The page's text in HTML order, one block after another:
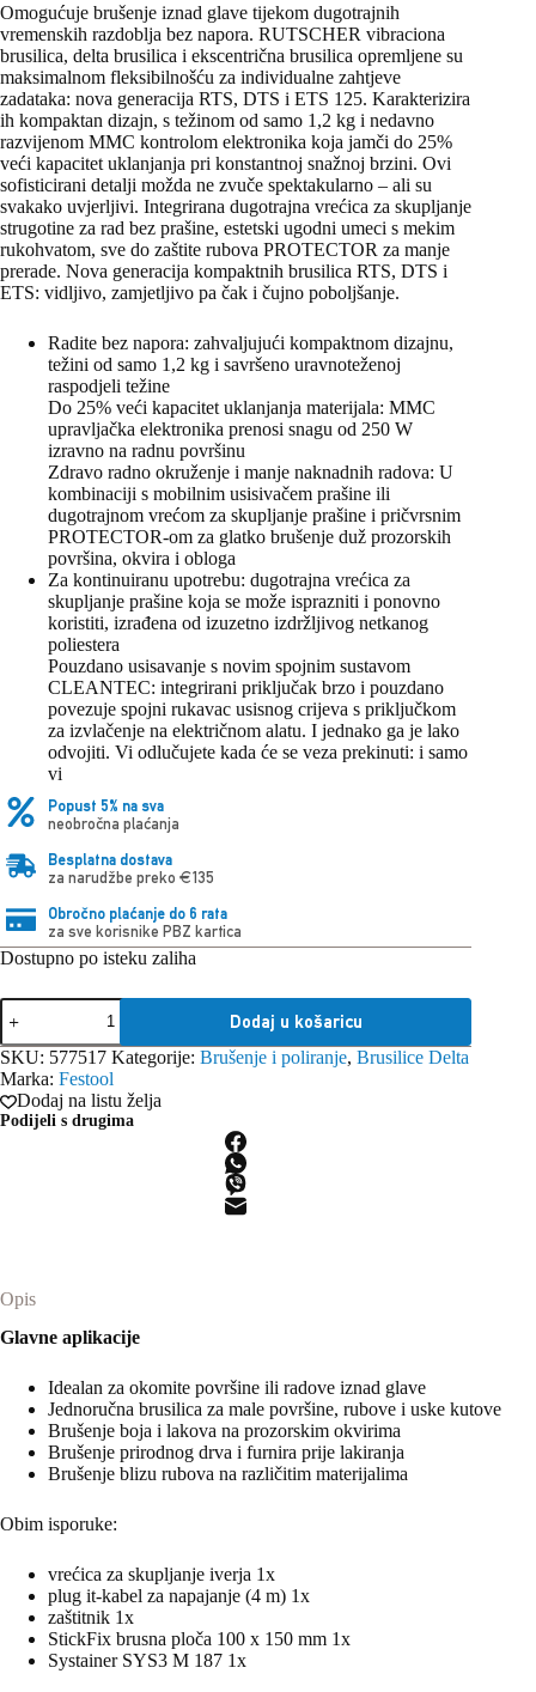
Omogućuje brušenje iznad glave tijekom dugotrajnih
vremenskih razdoblja bez napora. RUTSCHER vibraciona
brusilica, delta brusilica i ekscentrična brusilica opremljene su
maksimalnom fleksibilnošću za individualne zahtjeve
zadataka: nova generacija RTS, DTS i ETS 125. Karakterizira
ih kompaktan dizajn, s težinom od samo 1,2 kg i nedavno
razvijenom MMC kontrolom elektronika koja jamči do 25%
veći kapacitet uklanjanja pri konstantnoj snažnoj brzini. Ovi
sofisticirani detalji možda ne zvuče spektakularno – ali su
svakako uvjerljivi. Integrirana dugotrajna vrećica za skupljanje
strugotine za rad bez prašine, estetski ugodni umeci s mekim
rukohvatom, sve do zaštite rubova PROTECTOR za manje
prerade. Nova generacija kompaktnih brusilica RTS, DTS i
ETS: vidljivo, zamjetljivo pa čak i čujno poboljšanje.
Radite bez napora: zahvaljujući kompaktnom dizajnu,
težini od samo 1,2 kg i savršeno uravnoteženoj
raspodjeli težine
Do 25% veći kapacitet uklanjanja materijala: MMC
upravljačka elektronika prenosi snagu od 250 W
izravno na radnu površinu
Zdravo radno okruženje i manje naknadnih radova: U
kombinaciji s mobilnim usisivačem prašine ili
dugotrajnom vrećom za skupljanje prašine i pričvrsnim
PROTECTOR-om za glatko brušenje duž prozorskih
površina, okvira i obloga
Za kontinuiranu upotrebu: dugotrajna vrećica za
skupljanje prašine koja se može isprazniti i ponovno
koristiti, izrađena od izuzetno izdržljivog netkanog
poliestera
Pouzdano usisavanje s novim spojnim sustavom
CLEANTEC: integrirani priključak brzo i pouzdano
povezuje spojni rukavac usisnog crijeva s priključkom
za izvlačenje na električnom alatu. I jednako ga je lako
odvojiti. Vi odlučujete kada će se veza prekinuti: i samo
vi
Popust 5% na sva
neobročna plaćanja
Besplatna dostava
za narudžbe preko €135
Obročno plaćanje do 6 rata
za sve korisnike PBZ kartica
Dostupno po isteku zaliha
Festool
Delta
brusilica
DTS
400
REQ
količina
Dodaj u košaricu
SKU: 577517 Kategorije: Brušenje i poliranje, Brusilice Delta
Marka: Festool
Dodaj na listu želja
Podijeli s drugima
Opis
Glavne aplikacije
Idealan za okomite površine ili radove iznad glave
Jednoručna brusilica za male površine, rubove i uske kutove
Brušenje boja i lakova na prozorskim okvirima
Brušenje prirodnog drva i furnira prije lakiranja
Brušenje blizu rubova na različitim materijalima
Obim isporuke:
vrećica za skupljanje iverja 1x
plug it-kabel za napajanje (4 m) 1x
zaštitnik 1x
StickFix brusna ploča 100 x 150 mm 1x
Systainer SYS3 M 187 1x